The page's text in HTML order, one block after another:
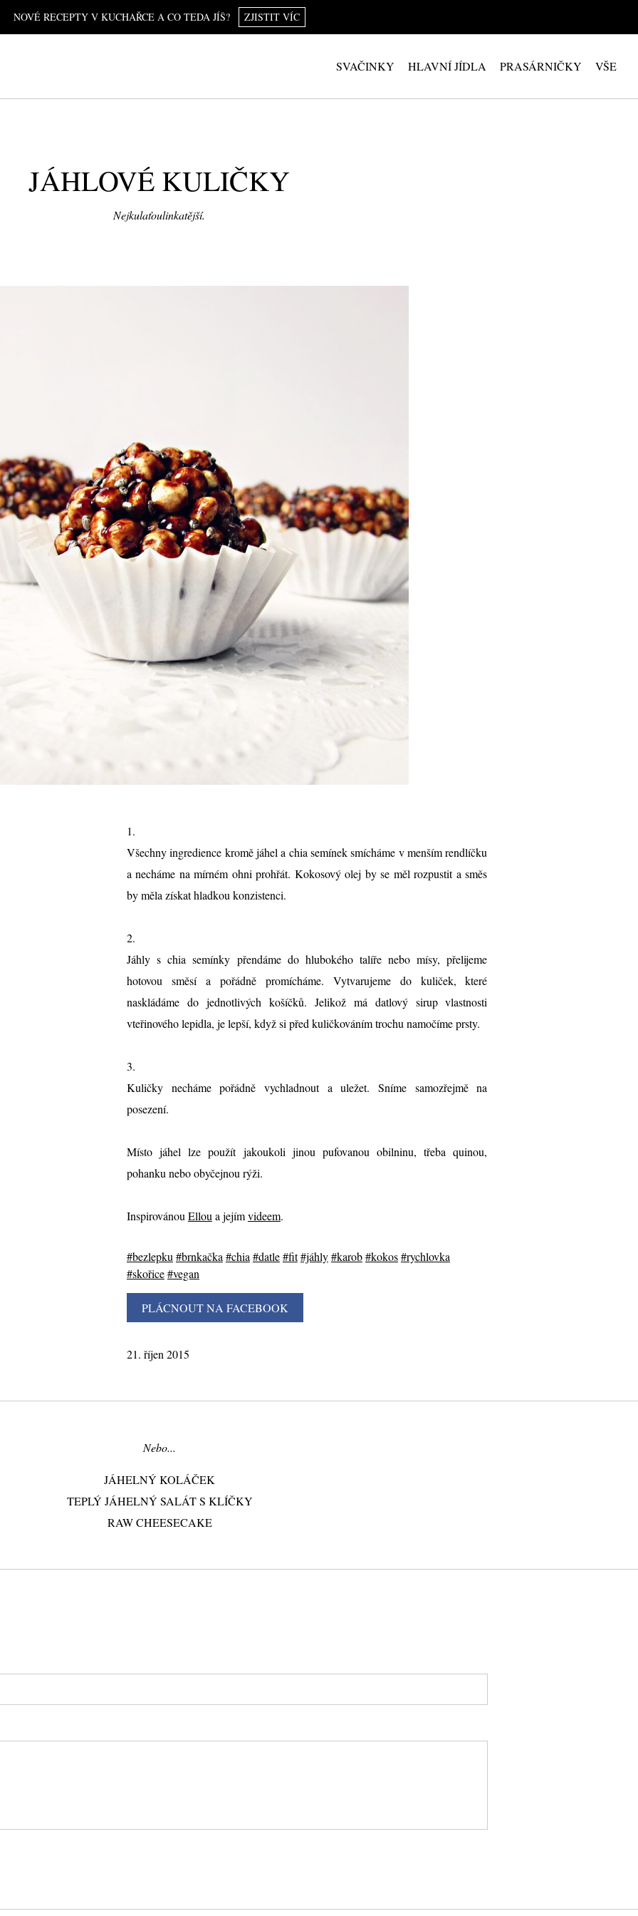
NOVÉ RECEPTY V KUCHAŘCE A CO TEDA JÍŠ? ZJISTIT VÍC
SVAČINKY HLAVNÍ JÍDLA PRASÁRNIČKY VŠE
JÁHLOVÉ KULIČKY
Nejkulaťoulinkatější.
1.
Všechny ingredience kromě jáhel a chia semínek smícháme v menším rendlíčku
a necháme na mírném ohni prohřát. Kokosový olej by se měl rozpustit a směs
by měla získat hladkou konzistenci.
2.
Jáhly s chia semínky přendáme do hlubokého talíře nebo mísy, přelijeme
hotovou směsí a pořádně promícháme. Vytvarujeme do kuliček, které
naskládáme do jednotlivých košíčků. Jelikož má datlový sirup vlastnosti
vteřinového lepidla, je lepší, když si před kuličkováním trochu namočíme prsty.
3.
Kuličky necháme pořádně vychladnout a uležet. Sníme samozřejmě na
posezení.
Místo jáhel lze použít jakoukoli jinou pufovanou obilninu, třeba quinou,
pohanku nebo obyčejnou rýži.
Inspirovánou Ellou a jejímvideem.
#bezlepku #brnkačka #chia #datle#fit#jáhly#karob#kokos#rychlovka
#skořice#vegan
21. říjen 2015
Nebo...
JÁHELNÝ KOLÁČEK
TEPLÝ JÁHELNÝ SALÁT S KLÍČKY
RAW CHEESECAKE